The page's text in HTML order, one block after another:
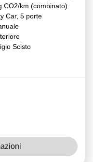
CO2/km (combinato)
Car, 5 porte
Scisto